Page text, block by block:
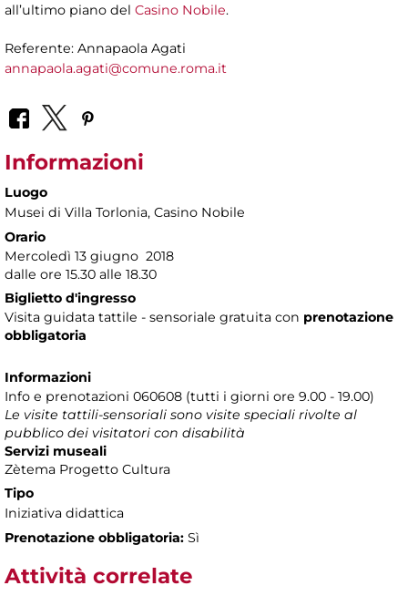
all’ultimo piano del Casino Nobile.
Referente: Annapaola Agati
annapaola.agati@comune.roma.it
Informazioni
Luogo
Musei di Villa Torlonia, Casino Nobile
Orario
Mercoledì 13 giugno 2018
dalle ore 15.30 alle 18.30
Biglietto d'ingresso
Visita guidata tattile - sensoriale gratuita con prenotazione
obbligatoria
Informazioni
Info e prenotazioni 060608 (tutti i giorni ore 9.00 - 19.00)
Le visite tattili-sensoriali sono visite speciali rivolte al
pubblico dei visitatori con disabilità
Servizi museali
Zètema Progetto Cultura
Tipo
Iniziativa didattica
Prenotazione obbligatoria: Sì
Attività correlate